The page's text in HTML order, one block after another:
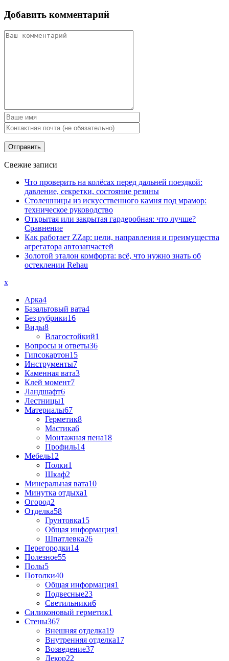
Добавить комментарий
Свежие записи
Что проверить на колёсах перед дальней поездкой:
давление, секретки, состояние резины
Столешницы из искусственного камня под мрамор:
техническое руководство
Открытая или закрытая гардеробная: что лучше?
Сравнение
Как работает ZZap: цели, направления и преимущества
агрегатора автозапчастей
Золотой эталон комфорта: всё, что нужно знать об
остеклении Rehau
x
Арка4
Базальтовый вата4
Без рубрики16
Виды8
Влагостойкий1
Вопросы и ответы36
Гипсокартон15
Инструменты7
Каменная вата3
Клей момент7
Ландшафт6
Лестницы1
Материалы67
Герметик8
Мастика6
Монтажная пена18
Профиль14
Мебель12
Полки1
Шкаф2
Минеральная вата10
Минутка отдыха1
Огород2
Отделка58
Грунтовка15
Общая информация1
Шпатлевка26
Перегородки14
Полезное55
Полы5
Потолки40
Общая информация1
Подвесные23
Светильники6
Силиконовый герметик1
Стены367
Внешняя отделка19
Внутренняя отделка17
Возведение37
Декор22